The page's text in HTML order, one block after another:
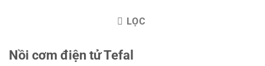
LỌC
Nồi cơm điện tử Tefal